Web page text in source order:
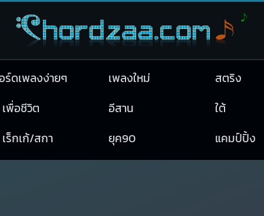
ร์ดเพลงง่ายๆ เพลงใหม่
สตริง
เพื่อชีวิต อีสาน
ใต้
เร็กเก้/สกา ยุค90 แคมป์ปิ้ง